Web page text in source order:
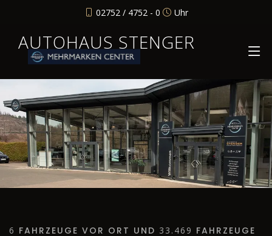
02752 / 4752 - 0 Uhr
AUTOHAUS STENGER
6 FAHRZEUGE VOR ORT UND 33.469 FAHRZEUGE